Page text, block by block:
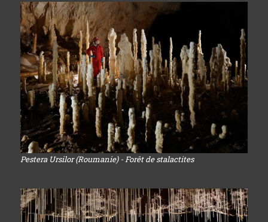
Pestera Ursilor (Roumanie) - Forêt de stalactites